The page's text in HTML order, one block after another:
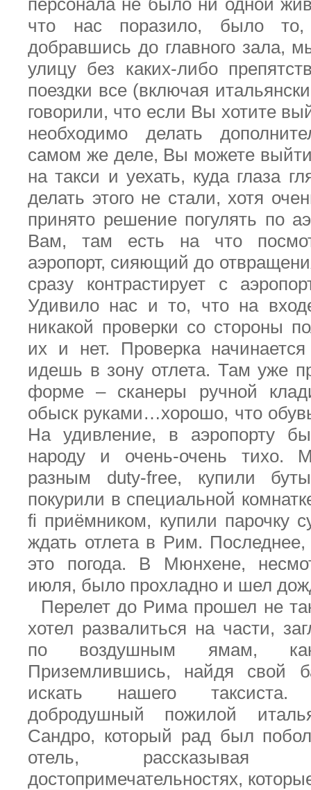
персонала не было ни одной
что нас поразило, было то,
добравшись до главного зала,
улицу без каких-либо
поездки все (включая
говорили, что если Вы хотите
необходимо делать
самом же деле, Вы можете выйти
на такси и уехать, куда глаза
делать этого не стали, хотя
принято решение погулять по
Вам, там есть на что
аэропорт, сияющий до
сразу контрастирует с
Удивило нас и то, что на
никакой проверки со стороны
их и нет. Проверка
идешь в зону отлета. Там уже
форме – сканеры ручной
обыск руками…хорошо, что
На удивление, в аэропорту
народу и очень-очень тихо.
разным duty-free, купили
покурили в специальной
fi приёмником, купили парочку
ждать отлета в Рим.
это погода. В Мюнхене,
июля, было прохладно и шел
Перелет до Рима прошел не
хотел развалиться на части,
по воздушным ямам,
Приземлившись, найдя свой
искать нашего
добродушный пожилой
Сандро, который рад был
отель,
достопримечательностях,